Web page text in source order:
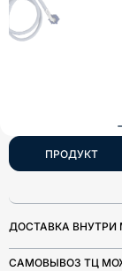
ПРОДУКТ
ДОСТАВКА ВНУТРИ
САМОВЫВОЗ ТЦ